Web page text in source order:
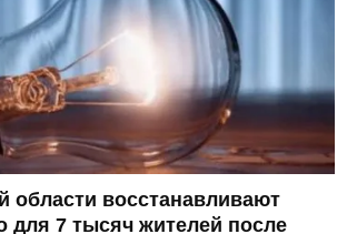
области восстанавливают
для 7 тысяч жителей после